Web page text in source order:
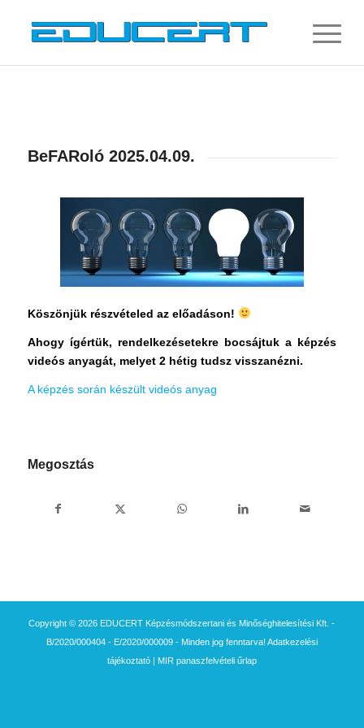
BeFARoló 2025.04.09.
Köszönjük részvételed az előadáson!
Ahogy ígértük, rendelkezésetekre bocsájtuk a képzés
videós anyagát, melyet 2 hétig tudsz visszanézni.
A képzés során készült videós anyag
Megosztás
Copyright © 2026 EDUCERT Képzésmódszertani és Minőséghitelesítési Kft. -
B/2020/000404 - E/2020/000009 - Minden jog fenntarva! Adatkezelési
tájékoztató| MIR panaszfelvételi űrlap